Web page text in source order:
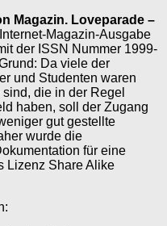
Magazin. Loveparade –
Magazin-Ausgabe
der ISSN Nummer 1999-
Da viele der
und Studenten waren
die in der Regel
haben, soll der Zugang
gut gestellte
wurde die
für eine
Lizenz Share Alike